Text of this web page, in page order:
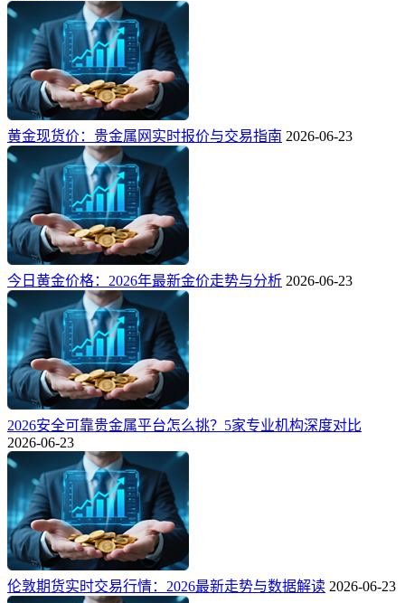
黄金现货价：贵金属网实时报价与交易指南 2026-06-23
今日黄金价格：2026年最新金价走势与分析 2026-06-23
2026安全可靠贵金属平台怎么挑？5家专业机构深度对比
2026-06-23
伦敦期货实时交易行情：2026最新走势与数据解读 2026-06-23